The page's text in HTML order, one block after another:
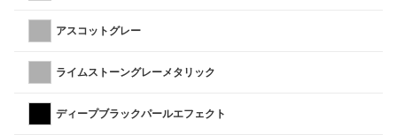
アスコットグレー
ライムストーングレーメタリック
ディープブラックパールエフェクト